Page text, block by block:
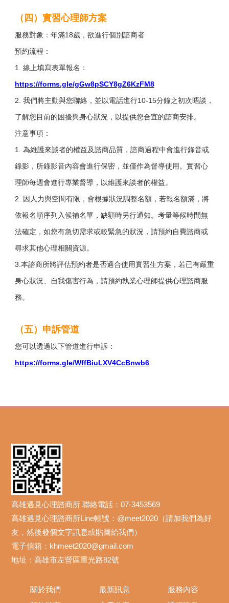
（四）實習心理師方案
服務對象：年滿18歲，欲進行個別諮商者
預約流程：
1. 線上填寫表單報名：
https://forms.gle/gGw8pSCY8gZ6KzFM8
2. 我們將主動與您聯絡，並以電話進行10-15分鐘之初次晤談，
了解您目前的困擾與身心狀況，以提供您合宜的諮商安排。
注意事項：
1. 為維護來談者的權益及諮商品質，諮商過程中會進行錄音或
錄影，所錄影音內容會進行保密，並僅作為督導使用。實習心
理師每週會進行專業督導，以維護來談者的權益。
2. 因人力與空間有限，會根據狀況調整名額，若報名額滿，將
依報名順序列入候補名單，缺額時另行通知。考量等候時間無
法確定，如您有急切需求或較緊急的狀況，請預約自費諮商或
尋求其他心理相關資源。
3.本諮商所將評估預約者是否適合使用實習生方案，若已有嚴重
身心狀況、自我傷害行為，請預約執業心理師提供心理諮商服
務。
（五）申訴管道
您可以透過以下管道進行申訴：
https://forms.gle/WffBiuLXV4CcBnwb6
高雄遇見心理諮商所 聯絡電話：07-3453569
高雄遇見心理諮商所Line帳號：@meet2020（請加我們為好
友，然後發個文字訊息或貼圖給我們）
電子信箱：khmeet2020@gmail.com
地址：高雄市左營區重光路82號
關於我們 最新訊息
服務內容